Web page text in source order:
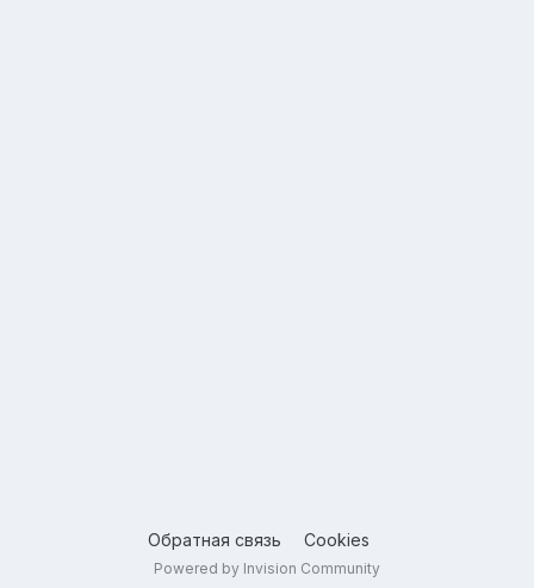
Обратная связь Cookies
Powered by Invision Community